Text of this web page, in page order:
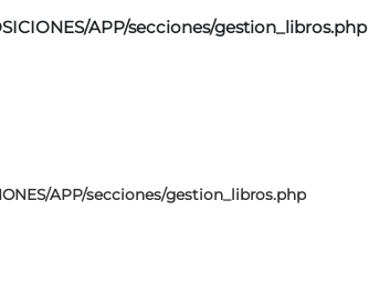
APP/secciones/gestion_libros.php
APP/secciones/gestion_libros.php